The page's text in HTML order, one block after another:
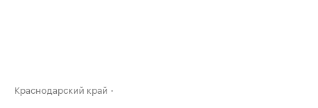
Краснодарский край